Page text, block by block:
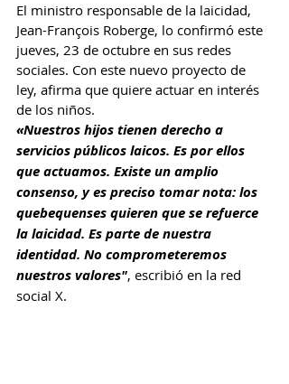
El ministro responsable de la laicidad,
Jean-François Roberge, lo confirmó este
jueves, 23 de octubre en sus redes
sociales. Con este nuevo proyecto de
ley, afirma que quiere actuar en interés
de los niños.
«Nuestros hijos tienen derecho a
servicios públicos laicos. Es por ellos
que actuamos. Existe un amplio
consenso, y es preciso tomar nota: los
quebequenses quieren que se refuerce
la laicidad. Es parte de nuestra
identidad. No comprometeremos
nuestros valores", escribió en la red
social X.